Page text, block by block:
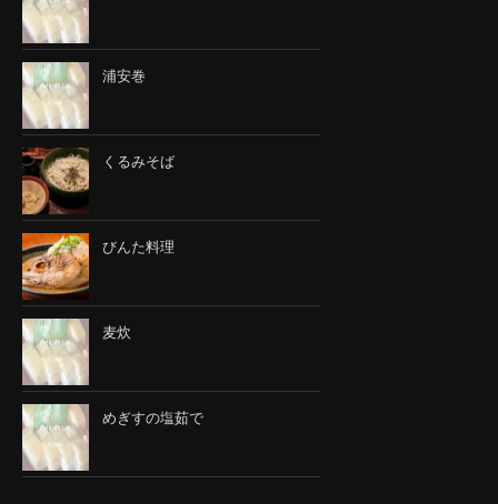
浦安巻
くるみそば
びんた料理
麦炊
めぎすの塩茹で